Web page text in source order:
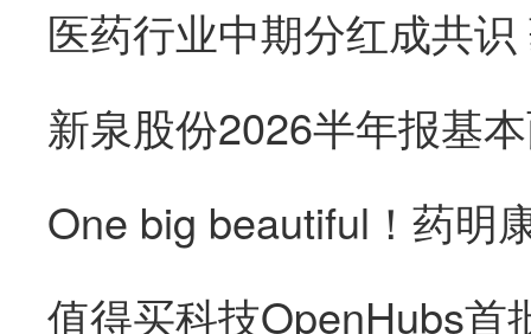
医药行业中期分红成共